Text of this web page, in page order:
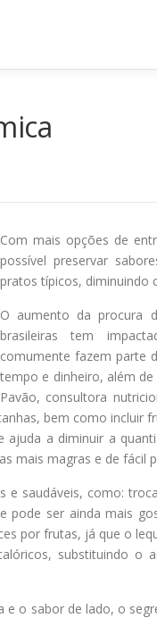
Com mais opções de
possível preservar
pratos típicos, diminuindo
O aumento da procura
brasileiras tem
comumente fazem parte
tempo e dinheiro, além
Pavão, consultora
bem como incluir
a diminuir a
mais magras e de fácil
e saudáveis, como:
ser ainda mais
por frutas, já que o
substituindo o
o sabor de lado, o